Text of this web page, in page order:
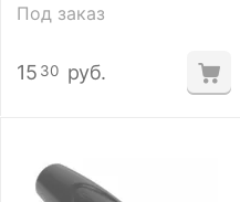
Под заказ
15 30 руб.